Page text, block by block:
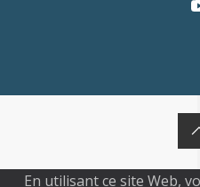
En utilisant ce site Web,